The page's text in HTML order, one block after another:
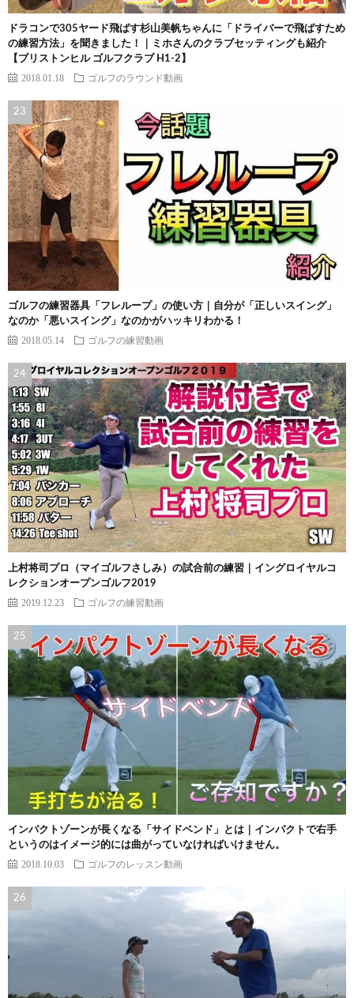
ドラコンで305ヤード飛ばす杉山美帆ちゃんに「ドライバーで飛ばすため
の練習方法」を聞きました！｜ミホさんのクラブセッティングも紹介
【ブリストンヒル ゴルフクラブ H1-2】
2018.01.18 ゴルフのラウンド動画
ゴルフの練習器具「フレループ」の使い方｜自分が「正しいスイング」
なのか「悪いスイング」なのかがハッキリわかる！
2018.05.14 ゴルフの練習動画
上村将司プロ（マイゴルフさしみ）の試合前の練習｜イングロイヤルコ
レクションオープンゴルフ2019
2019.12.23 ゴルフの練習動画
インパクトゾーンが長くなる「サイドベンド」とは｜インパクトで右手
というのはイメージ的には曲がっていなければいけません。
2018.10.03 ゴルフのレッスン動画